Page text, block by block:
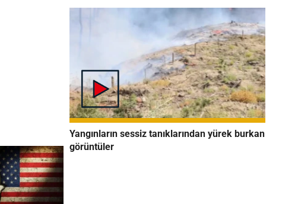
Yangınların sessiz tanıklarından yürek burkan
görüntüler